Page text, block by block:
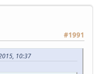
#1991
10:37